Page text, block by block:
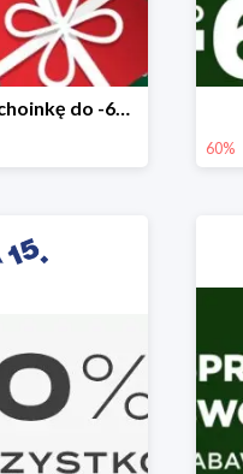
Mega rabaty pod choinkę do -60%
60%